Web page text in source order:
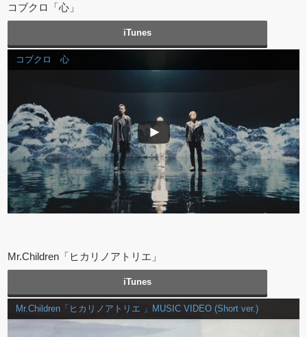
コブクロ「心」
iTunes
コブクロ 心
Mr.Children「ヒカリノアトリエ」
iTunes
Mr.Children「ヒカリノアトリエ 」MUSIC VIDEO (Short ver.)